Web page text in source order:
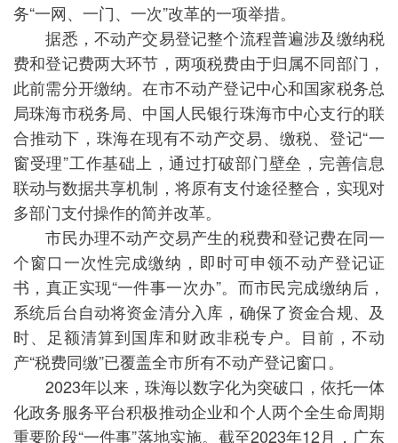
务“一网、一门、一次”改革的一项举措。
据悉，不动产交易登记整个流程普遍涉及缴纳税
费和登记费两大环节，两项税费由于归属不同部门，
此前需分开缴纳。在市不动产登记中心和国家税务总
局珠海市税务局、中国人民银行珠海市中心支行的联
合推动下，珠海在现有不动产交易、缴税、登记“一
窗受理”工作基础上，通过打破部门壁垒，完善信息
联动与数据共享机制，将原有支付途径整合，实现对
多部门支付操作的简并改革。
市民办理不动产交易产生的税费和登记费在同一
个窗口一次性完成缴纳，即时可申领不动产登记证
书，真正实现“一件事一次办”。而市民完成缴纳后，
系统后台自动将资金清分入库，确保了资金合规、及
时、足额清算到国库和财政非税专户。目前，不动
产“税费同缴”已覆盖全市所有不动产登记窗口。
2023年以来，珠海以数字化为突破口，依托一体
化政务服务平台积极推动企业和个人两个全生命周期
重要阶段“一件事”落地实施。截至2023年12月，广东